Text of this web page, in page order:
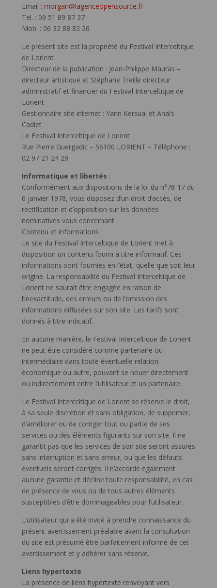
Email : morgan@lagenceopensource.fr
Tel. : 09 51 89 87 37
Mob. : 06 32 88 82 26
Le présent site est la propriété du Festival Interceltique
de Lorient
Directeur de la publication : Jean-Philippe Mauras –
directeur artistique et Stéphane Treille directeur
administratif et financier du Festival Interceltique de
Lorient
Gestionnaire site internet : Yann Kersual et Anaïs
Cadiet
Le Festival Interceltique de Lorient
Rue Pierre Guergadic – 56100 LORIENT – Téléphone :
02 97 21 24 29
Informatique et libertés :
Conformément aux dispositions de la loi du n°78-17 du
6 janvier 1978, vous disposez d’un droit d’accès, de
rectification et d’opposition sur les données
nominatives vous concernant.
Contenu et informations
Le site du Festival Interceltique de Lorient met à
disposition un contenu fourni à titre informatif. Ces
informations sont fournies en l’état, quelle que soit leur
origine. La responsabilité du Festival Interceltique de
Lorient ne saurait être engagée en raison de
l’inexactitude, des erreurs ou de l’omission des
informations diffusées sur son site. Les tarifs sont
donnés à titre indicatif.
En aucune manière, le Festival Interceltique de Lorient
ne peut être considéré comme partenaire ou
intermédiaire dans toute éventuelle relation
économique ou autre, pouvant se nouer directement
ou indirectement entre l’utilisateur et un partenaire.
Le Festival Interceltique de Lorient se réserve le droit,
à sa seule discrétion et sans obligation, de supprimer,
d’améliorer ou de corriger tout ou partie de ses
services ou des éléments figurants sur son site. Il ne
garantit pas que les services de son site seront assurés
sans interruption et sans erreur, ou que les défauts
éventuels seront corrigés. Il n’accorde également
aucune garantie et décline toute responsabilité, en cas
de présence de virus ou de tous autres éléments
susceptibles d’être dommageables pour l’utilisateur.
L’utilisateur qui a été invité à prendre connaissance du
présent avertissement préalable avant la consultation
du site est présumé être parfaitement informé de cet
avertissement et y adhérer sans réserve.
Liens hypertexte :
La présence de liens hypertexte renvoyant vers